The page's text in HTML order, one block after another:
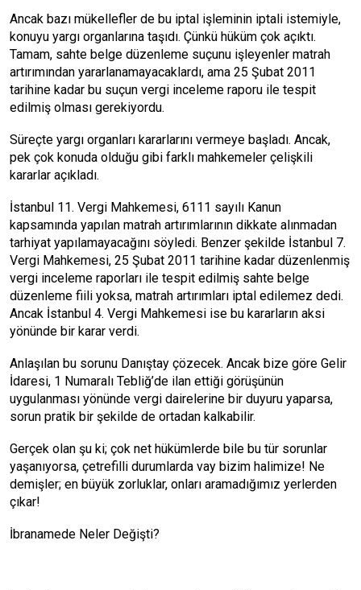
Ancak bazı mükellefler de bu iptal işleminin iptali istemiyle,
konuyu yargı organlarına taşıdı. Çünkü hüküm çok açıktı.
Tamam, sahte belge düzenleme suçunu işleyenler matrah
artırımından yararlanamayacaklardı, ama 25 Şubat 2011
tarihine kadar bu suçun vergi inceleme raporu ile tespit
edilmiş olması gerekiyordu.
Süreçte yargı organları kararlarını vermeye başladı. Ancak,
pek çok konuda olduğu gibi farklı mahkemeler çelişkili
kararlar açıkladı.
İstanbul 11. Vergi Mahkemesi, 6111 sayılı Kanun
kapsamında yapılan matrah artırımlarının dikkate alınmadan
tarhiyat yapılamayacağını söyledi. Benzer şekilde İstanbul 7.
Vergi Mahkemesi, 25 Şubat 2011 tarihine kadar düzenlenmiş
vergi inceleme raporları ile tespit edilmiş sahte belge
düzenleme fiili yoksa, matrah artırımları iptal edilemez dedi.
Ancak İstanbul 4. Vergi Mahkemesi ise bu kararların aksi
yönünde bir karar verdi.
Anlaşılan bu sorunu Danıştay çözecek. Ancak bize göre Gelir
İdaresi, 1 Numaralı Tebliğ’de ilan ettiği görüşünün
uygulanması yönünde vergi dairelerine bir duyuru yaparsa,
sorun pratik bir şekilde de ortadan kalkabilir.
Gerçek olan şu ki; çok net hükümlerde bile bu tür sorunlar
yaşanıyorsa, çetrefilli durumlarda vay bizim halimize! Ne
demişler; en büyük zorluklar, onları aramadığımız yerlerden
çıkar!
İbranamede Neler Değişti?